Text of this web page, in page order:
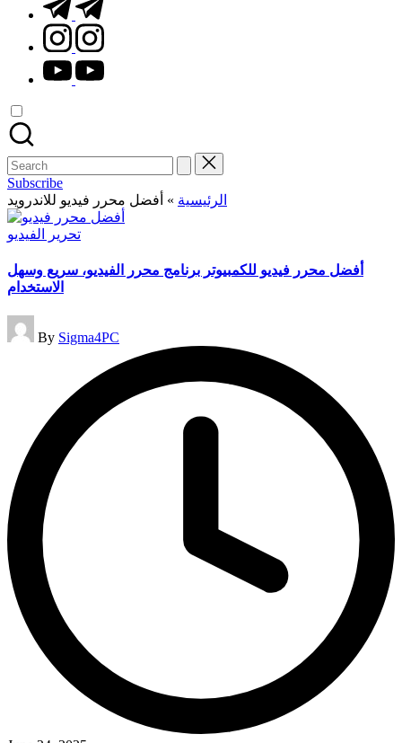
instagram.com
youtube.com
Search
for:
Subscribe
الرئيسية » أفضل محرر فيديو للاندرويد
Posted
تحرير الفيديو
أفضل محرر فيديو للكمبيوتر برنامج محرر الفيديو، سريع وسهل
الاستخدام
Posted
by
By Sigma4PC